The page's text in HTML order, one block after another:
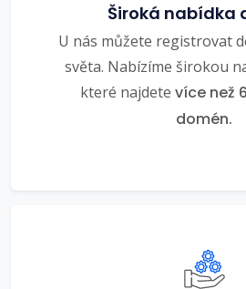
Široká nabídka
U nás můžete registrovat
světa. Nabízíme širokou
které najdete více než
domén.